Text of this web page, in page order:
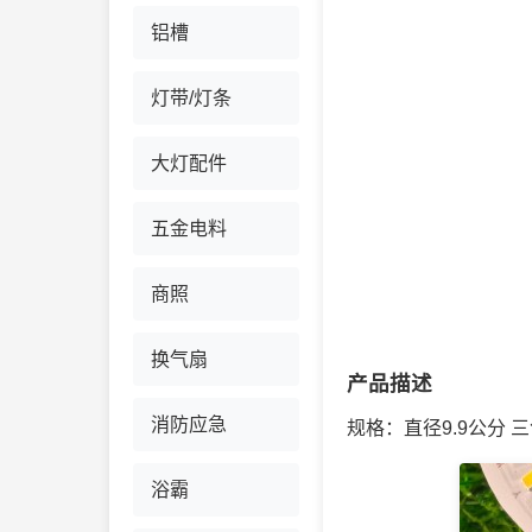
铝槽
灯带/灯条
大灯配件
五金电料
商照
换气扇
消防应急
浴霸
产品描述
规格：直径9.9公分